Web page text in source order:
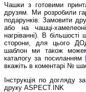
Чашки з готовими
друзям. Ми розробили
подарунків. Замовити
або на чашці-
нагріванні). В
сторони, для цього
шаблон ми також
каталогу за посиланням
вкажіть в коментарі №
Інструкція по догляду
друку ASPECT.INK